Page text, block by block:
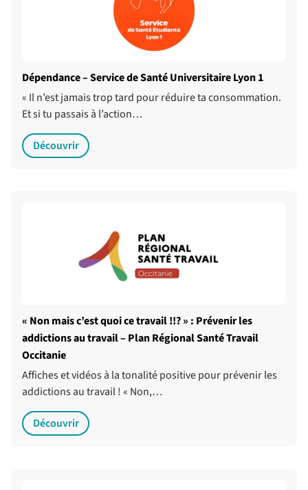
Dépendance – Service de Santé Universitaire Lyon 1
« Il n’est jamais trop tard pour réduire ta consommation.
Et si tu passais à l’action…
Découvrir
« Non mais c’est quoi ce travail !!? » : Prévenir les
addictions au travail – Plan Régional Santé Travail
Occitanie
Affiches et vidéos à la tonalité positive pour prévenir les
addictions au travail ! « Non,…
Découvrir